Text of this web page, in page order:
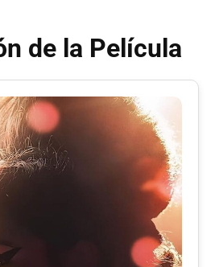
de la Película